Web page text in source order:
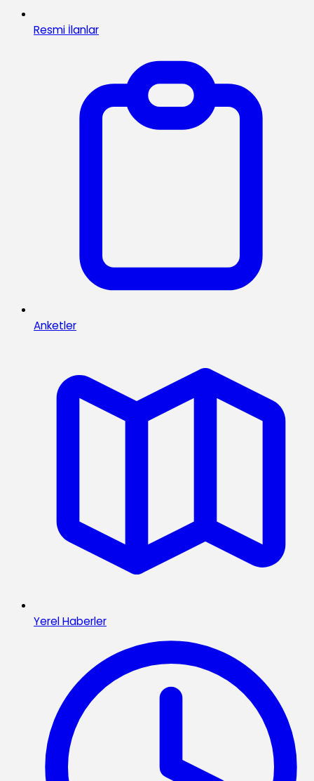
Resmi İlanlar
Anketler
Yerel Haberler